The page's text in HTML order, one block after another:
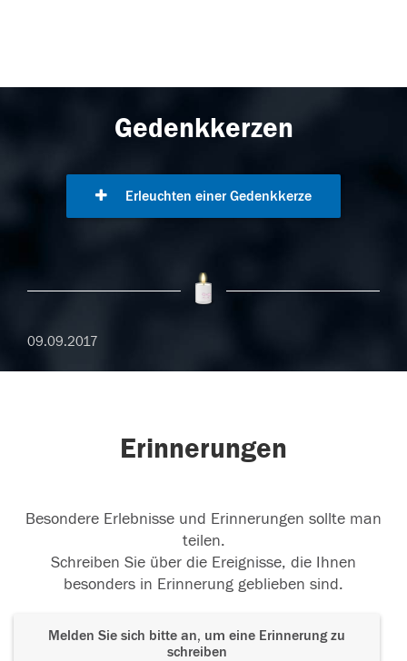
Gedenkkerzen
Erleuchten einer Gedenkkerze
09.09.2017
Erinnerungen
Besondere Erlebnisse und Erinnerungen sollte man
teilen.
Schreiben Sie über die Ereignisse, die Ihnen
besonders in Erinnerung geblieben sind.
Melden Sie sich bitte an, um eine Erinnerung zu
schreiben